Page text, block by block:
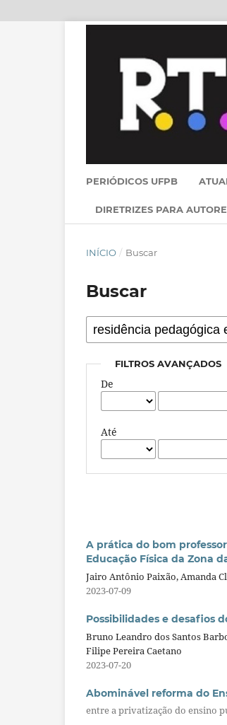
PERIÓDICOS UFPB
DIRETRIZES PARA
INÍCIO / Buscar
Buscar
FILTROS AVANÇADOS
De
Até
A prática do bom
Educação Física da Zona
Jairo Antônio Paixão, Amanda
2023-07-09
Possibilidades e desafios
Bruno Leandro dos Santos
Filipe Pereira Caetano
2023-07-20
Abominável reforma do
entre a privatização do ensino